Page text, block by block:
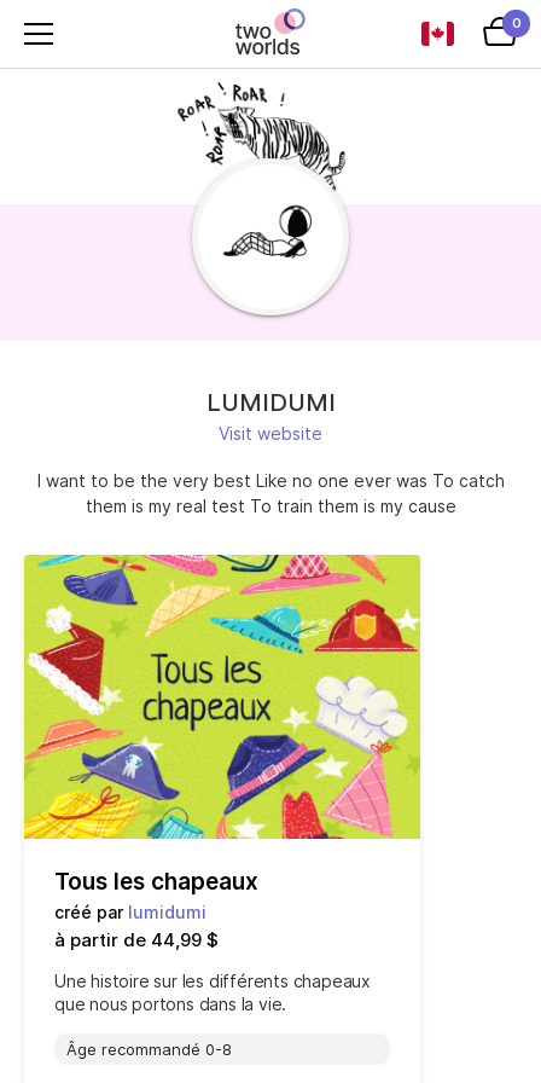
0
LUMIDUMI
Visit website
I want to be the very best Like no one ever was To catch
them is my real test To train them is my cause
Tous les chapeaux
créé par lumidumi
à partir de 44,99 $
Une histoire sur les différents chapeaux
que nous portons dans la vie.
Âge recommandé 0-8